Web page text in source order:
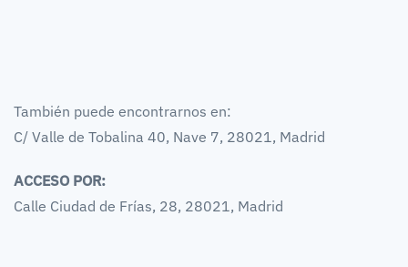
También puede encontrarnos en:
C/ Valle de Tobalina 40, Nave 7, 28021, Madrid
ACCESO POR:
Calle Ciudad de Frías, 28, 28021, Madrid